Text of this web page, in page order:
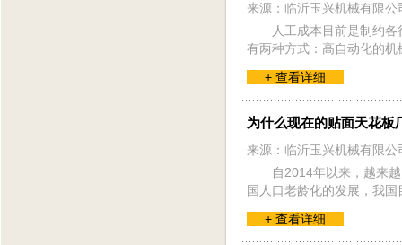
来源：临沂玉兴机械有限
人工成本目前是制约
有两种方式：高自动化的
+ 查看详细
为什么现在的贴面天花板
来源：临沂玉兴机械有限
自2014年以来，越来
国人口老龄化的发展，我
+ 查看详细